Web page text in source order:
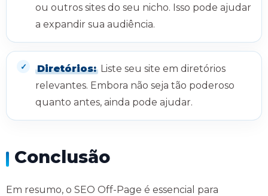
ou outros sites do seu nicho. Isso pode ajudar
a expandir sua audiência.
Diretórios: Liste seu site em diretórios
relevantes. Embora não seja tão poderoso
quanto antes, ainda pode ajudar.
Conclusão
Em resumo, o SEO Off-Page é essencial para